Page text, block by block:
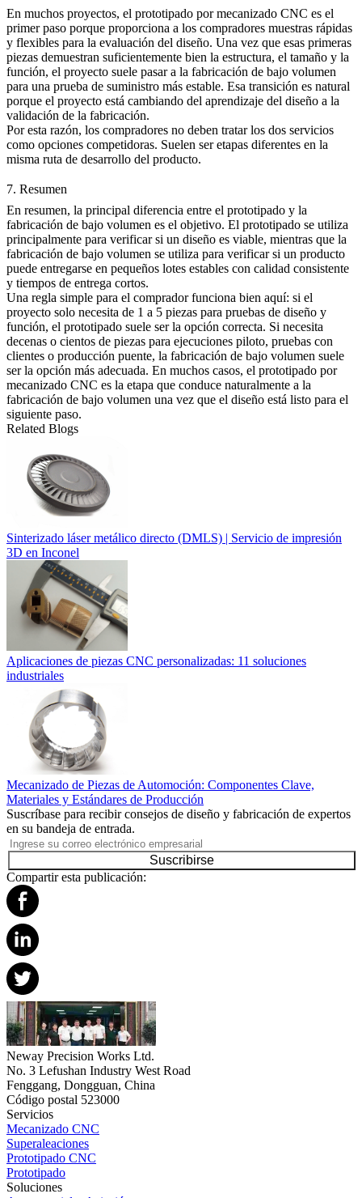
En muchos proyectos, el prototipado por mecanizado CNC es el
primer paso porque proporciona a los compradores muestras rápidas
y flexibles para la evaluación del diseño. Una vez que esas primeras
piezas demuestran suficientemente bien la estructura, el tamaño y la
función, el proyecto suele pasar a la fabricación de bajo volumen
para una prueba de suministro más estable. Esa transición es natural
porque el proyecto está cambiando del aprendizaje del diseño a la
validación de la fabricación.
Por esta razón, los compradores no deben tratar los dos servicios
como opciones competidoras. Suelen ser etapas diferentes en la
misma ruta de desarrollo del producto.
7. Resumen
En resumen, la principal diferencia entre el prototipado y la
fabricación de bajo volumen es el objetivo. El prototipado se utiliza
principalmente para verificar si un diseño es viable, mientras que la
fabricación de bajo volumen se utiliza para verificar si un producto
puede entregarse en pequeños lotes estables con calidad consistente
y tiempos de entrega cortos.
Una regla simple para el comprador funciona bien aquí: si el
proyecto solo necesita de 1 a 5 piezas para pruebas de diseño y
función, el prototipado suele ser la opción correcta. Si necesita
decenas o cientos de piezas para ejecuciones piloto, pruebas con
clientes o producción puente, la fabricación de bajo volumen suele
ser la opción más adecuada. En muchos casos, el prototipado por
mecanizado CNC es la etapa que conduce naturalmente a la
fabricación de bajo volumen una vez que el diseño está listo para el
siguiente paso.
Related Blogs
Sinterizado láser metálico directo (DMLS) | Servicio de impresión
3D en Inconel
Aplicaciones de piezas CNC personalizadas: 11 soluciones
industriales
Mecanizado de Piezas de Automoción: Componentes Clave,
Materiales y Estándares de Producción
Suscríbase para recibir consejos de diseño y fabricación de expertos
en su bandeja de entrada.
Suscribirse
Compartir esta publicación:
Neway Precision Works Ltd.
No. 3 Lefushan Industry West Road
Fenggang, Dongguan, China
Código postal 523000
Servicios
Mecanizado CNC
Superaleaciones
Prototipado CNC
Prototipado
Soluciones